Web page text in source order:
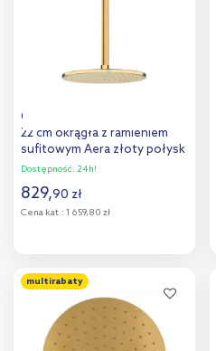
Oltens Atran deszczownica
22 cm okrągła z ramieniem
sufitowym Aera złoty połysk
36084800
Dostępność: 24h!
829,90 zł
Cena kat.: 1 659,80 zł
Dodaj do
porównania
multirabaty